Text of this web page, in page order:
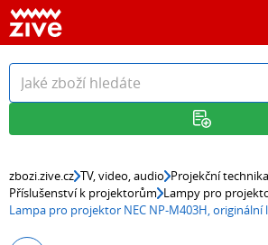
zbozi.zive.cz TV, video, audio Projekční
Příslušenství k projektorům Lampy pro
Lampa pro projektor NEC NP-M403H,